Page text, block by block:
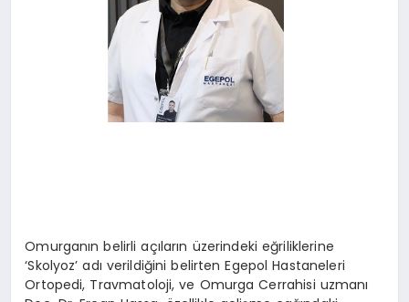
Omurganın belirli açıların üzerindeki eğriliklerine
‘Skolyoz’ adı verildiğini belirten Egepol Hastaneleri
Ortopedi, Travmatoloji, ve Omurga Cerrahisi uzmanı